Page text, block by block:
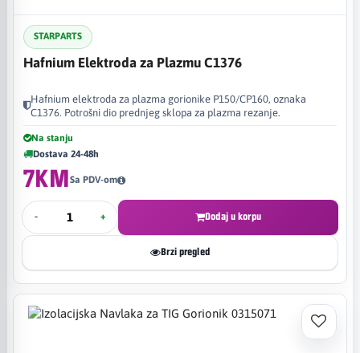
STARPARTS
Hafnium Elektroda za Plazmu C1376
Hafnium elektroda za plazma gorionike P150/CP160, oznaka
C1376. Potrošni dio prednjeg sklopa za plazma rezanje.
Na stanju
Dostava 24-48h
7KMSa PDV-om
- + Dodaj u korpu
Brzi pregled